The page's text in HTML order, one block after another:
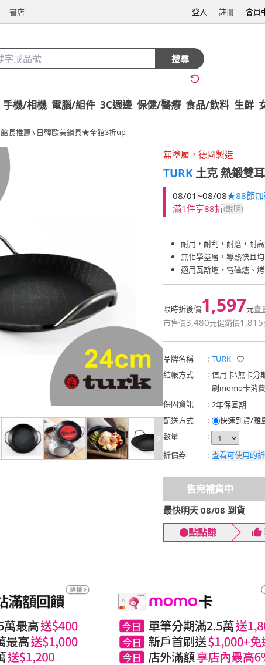
書店 登入 註冊 會員
搜尋
手機/相機 電腦/組件 3C週邊 保健/醫療 食品/飲料 生鮮
館長推薦\ 日韓歐美鍋具★全館3折up
無塗層，德國製造
TURK土克 熱鍛雙
08/01~08/08★88節
滿1件享88折(說明)
耐用，耐刮，耐磨，耐
無化學塗層，導熱快且
適用瓦斯爐、電磁爐、
限時折後價1,597元賣
市售價3,480元促銷價1,815
品牌名稱 : TURK
結帳方式
: 信用卡\無卡分
刷momo卡消
保固資訊
: 2年保固期
配送方式
:
快速到貨/離
數量
:
折價券
: 查看可使用的
售完補貨中
最快明天 08/08 到貨
點點賺